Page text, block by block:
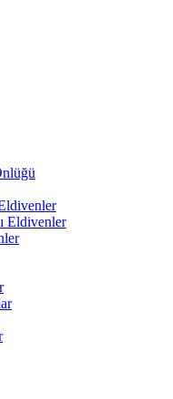
Eldivenler